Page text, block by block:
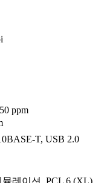
ppm
T, USB 2.0